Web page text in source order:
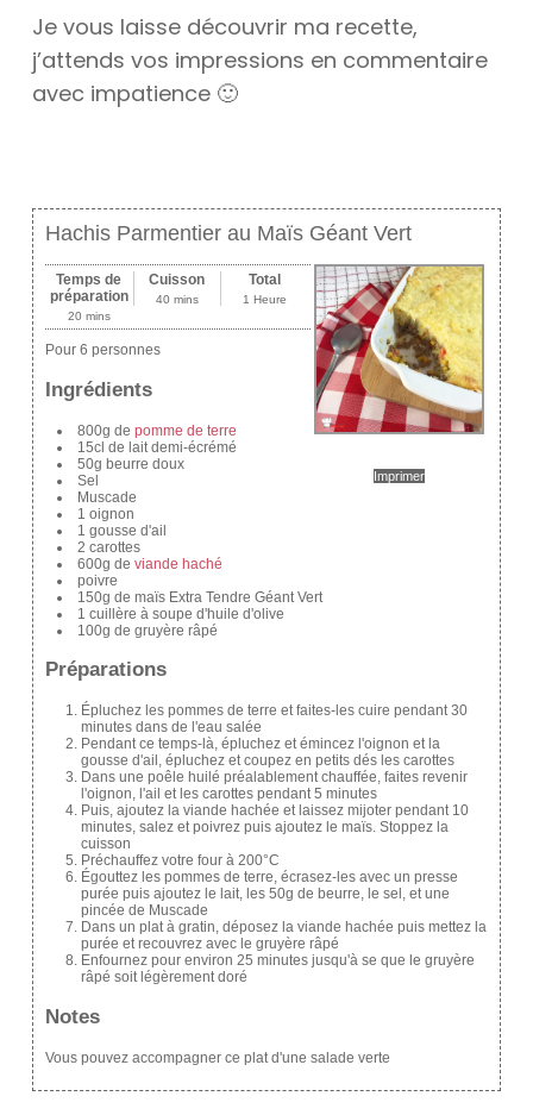
Je vous laisse découvrir ma recette,
j’attends vos impressions en commentaire
avec impatience 🙂
Hachis Parmentier au Maïs Géant Vert
Imprimer
Temps de
préparation
20 mins
Cuisson
40 mins
Total
1 Heure
Pour 6 personnes
Ingrédients
800g de pomme de terre
15cl de lait demi-écrémé
50g beurre doux
Sel
Muscade
1 oignon
1 gousse d'ail
2 carottes
600g de viande haché
poivre
150g de maïs Extra Tendre Géant Vert
1 cuillère à soupe d'huile d'olive
100g de gruyère râpé
Préparations
Épluchez les pommes de terre et faites-les cuire pendant 30
minutes dans de l'eau salée
Pendant ce temps-là, épluchez et émincez l'oignon et la
gousse d'ail, épluchez et coupez en petits dés les carottes
Dans une poêle huilé préalablement chauffée, faites revenir
l'oignon, l'ail et les carottes pendant 5 minutes
Puis, ajoutez la viande hachée et laissez mijoter pendant 10
minutes, salez et poivrez puis ajoutez le maïs. Stoppez la
cuisson
Préchauffez votre four à 200°C
Égouttez les pommes de terre, écrasez-les avec un presse
purée puis ajoutez le lait, les 50g de beurre, le sel, et une
pincée de Muscade
Dans un plat à gratin, déposez la viande hachée puis mettez la
purée et recouvrez avec le gruyère râpé
Enfournez pour environ 25 minutes jusqu'à se que le gruyère
râpé soit légèrement doré
Notes
Vous pouvez accompagner ce plat d'une salade verte